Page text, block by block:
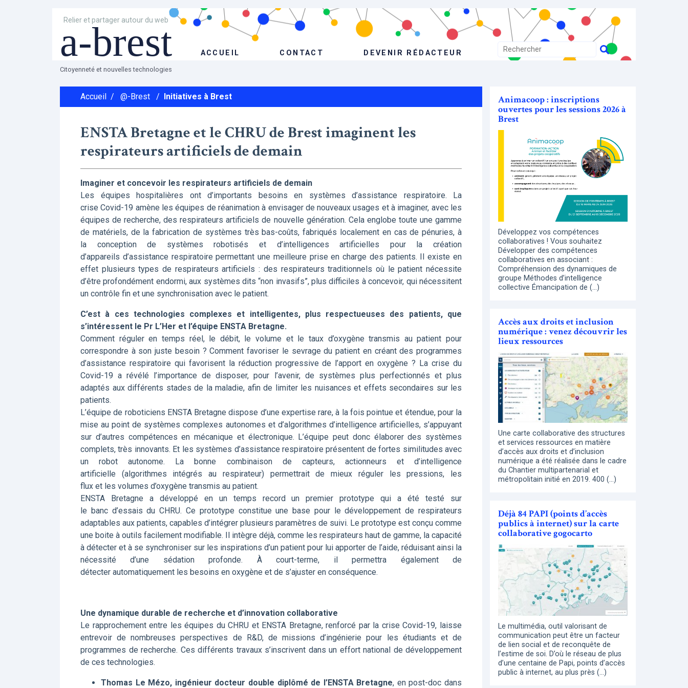
Relier et partager autour du web
a-brest ACCUEIL CONTACT DEVENIR RÉDACTEUR
Citoyenneté et nouvelles technologies
Accueil / @-Brest / Initiatives à Brest
ENSTA Bretagne et le CHRU de Brest imaginent les
respirateurs artificiels de demain
Imaginer et concevoir les respirateurs artificiels de demain
Les équipes hospitalières ont d’importants besoins en systèmes d’assistance respiratoire. La
crise Covid-19 amène les équipes de réanimation à envisager de nouveaux usages et à imaginer, avec les
équipes de recherche, des respirateurs artificiels de nouvelle génération. Cela englobe toute une gamme
de matériels, de la fabrication de systèmes très bas-coûts, fabriqués localement en cas de pénuries, à
la conception de systèmes robotisés et d’intelligences artificielles pour la création
d’appareils d’assistance respiratoire permettant une meilleure prise en charge des patients. Il existe en
effet plusieurs types de respirateurs artificiels : des respirateurs traditionnels où le patient nécessite
d’être profondément endormi, aux systèmes dits “non invasifs”, plus difficiles à concevoir, qui nécessitent
un contrôle fin et une synchronisation avec le patient.
C’est à ces technologies complexes et intelligentes, plus respectueuses des patients, que
s’intéressent le Pr L’Her et l’équipe ENSTA Bretagne.
Comment réguler en temps réel, le débit, le volume et le taux d’oxygène transmis au patient pour
correspondre à son juste besoin ? Comment favoriser le sevrage du patient en créant des programmes
d’assistance respiratoire qui favorisent la réduction progressive de l’apport en oxygène ? La crise du
Covid-19 a révélé l’importance de disposer, pour l’avenir, de systèmes plus perfectionnés et plus
adaptés aux différents stades de la maladie, afin de limiter les nuisances et effets secondaires sur les
patients.
L’équipe de roboticiens ENSTA Bretagne dispose d’une expertise rare, à la fois pointue et étendue, pour la
mise au point de systèmes complexes autonomes et d’algorithmes d’intelligence artificielles, s’appuyant
sur d’autres compétences en mécanique et électronique. L’équipe peut donc élaborer des systèmes
complets, très innovants. Et les systèmes d’assistance respiratoire présentent de fortes similitudes avec
un robot autonome. La bonne combinaison de capteurs, actionneurs et d’intelligence
artificielle (algorithmes intégrés au respirateur) permettrait de mieux réguler les pressions, les
flux et les volumes d’oxygène transmis au patient.
ENSTA Bretagne a développé en un temps record un premier prototype qui a été testé sur
le banc d’essais du CHRU. Ce prototype constitue une base pour le développement de respirateurs
adaptables aux patients, capables d’intégrer plusieurs paramètres de suivi. Le prototype est conçu comme
une boite à outils facilement modifiable. Il intègre déjà, comme les respirateurs haut de gamme, la capacité
à détecter et à se synchroniser sur les inspirations d’un patient pour lui apporter de l’aide, réduisant ainsi la
nécessité d’une sédation profonde. À court-terme, il permettra également de
détecter automatiquement les besoins en oxygène et de s’ajuster en conséquence.
Une dynamique durable de recherche et d’innovation collaborative
Le rapprochement entre les équipes du CHRU et ENSTA Bretagne, renforcé par la crise Covid-19, laisse
entrevoir de nombreuses perspectives de R&D, de missions d’ingénierie pour les étudiants et de
programmes de recherche. Ces différents travaux s’inscrivent dans un effort national de développement
de ces technologies.
Thomas Le Mézo, ingénieur docteur double diplômé de l’ENSTA Bretagne, en post-doc dans
Animacoop : inscriptions
ouvertes pour les sessions 2026 à
Brest
Développez vos compétences
collaboratives ! Vous souhaitez
Développer des compétences
collaboratives en associant :
Compréhension des dynamiques de
groupe Méthodes d’intelligence
collective Émancipation de (…)
Accès aux droits et inclusion
numérique : venez découvrir les
lieux ressources
Une carte collaborative des structures
et services ressources en matière
d’accès aux droits et d’inclusion
numérique a été réalisée dans le cadre
du Chantier multipartenarial et
métropolitain initié en 2019. 400 (…)
Déjà 84 PAPI (points d’accès
publics à internet) sur la carte
collaborative gogocarto
Le multimédia, outil valorisant de
communication peut être un facteur
de lien social et de reconquête de
l’estime de soi. D’où le réseau de plus
d’une centaine de Papi, points d’accès
public à internet, au plus près (…)